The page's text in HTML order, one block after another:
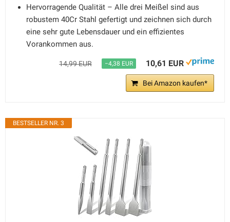
Hervorragende Qualität – Alle drei Meißel sind aus
robustem 40Cr Stahl gefertigt und zeichnen sich durch
eine sehr gute Lebensdauer und ein effizientes
Vorankommen aus.
14,99 EUR −4,38 EUR 10,61 EUR
Bei Amazon kaufen*
BESTSELLER NR. 3